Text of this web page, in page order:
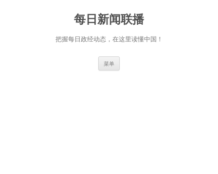
每日新闻联播
把握每日政经动态，在这里读懂中国！
菜单